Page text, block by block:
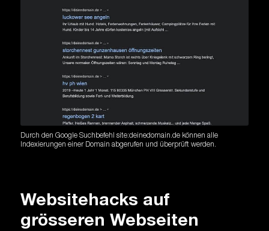
Durch den Google Suchbefehl site:deinedomain.de können alle
Indexierungen einer Domain abgerufen und überprüft werden.
Websitehacks auf
grösseren Webseiten